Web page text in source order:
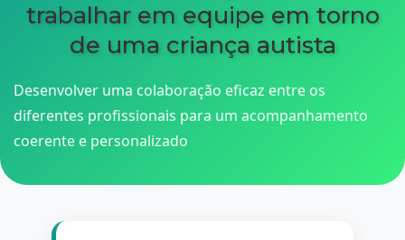
trabalhar em equipe em torno
de uma criança autista
Desenvolver uma colaboração eficaz entre os
diferentes profissionais para um acompanhamento
coerente e personalizado